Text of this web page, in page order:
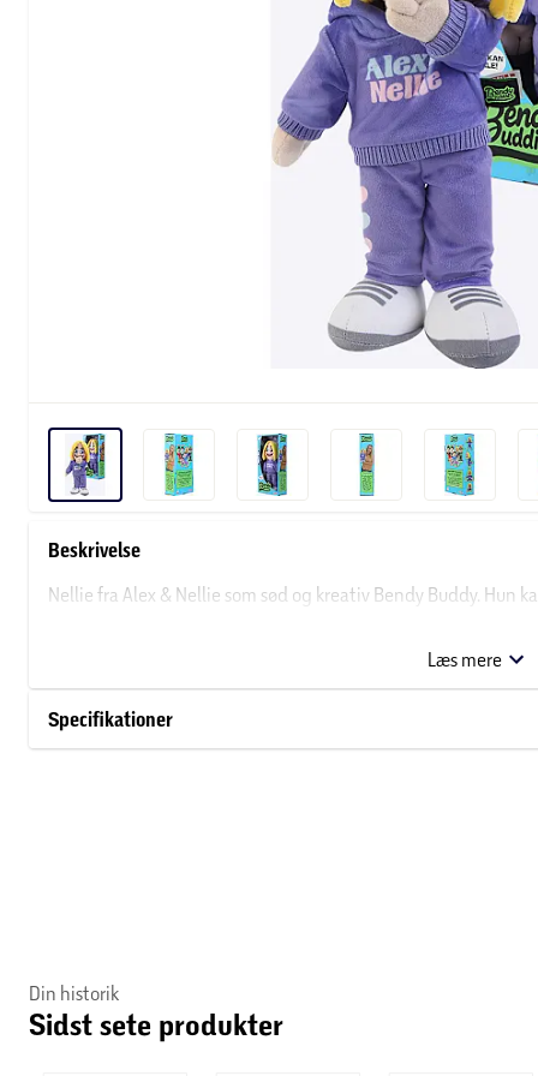
Beskrivelse
Nellie fra Alex & Nellie som sød og kreativ Bendy Buddy. Hun
Læs mere
Specifikationer
Din historik
Sidst sete produkter